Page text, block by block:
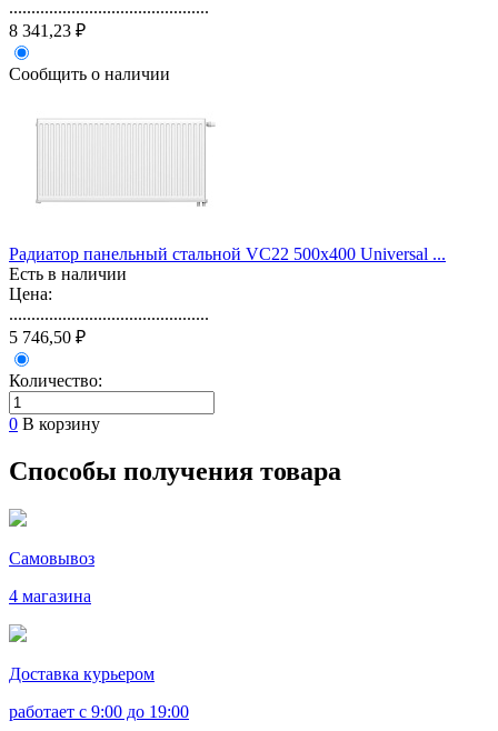
.............................................
8 341,23 ₽
Сообщить о наличии
Радиатор панельный стальной VС22 500х400 Universal ...
Есть в наличии
Цена:
.............................................
5 746,50 ₽
Количество:
0 В корзину
Способы получения товара
Самовывоз
4 магазина
Доставка курьером
работает с 9:00 до 19:00